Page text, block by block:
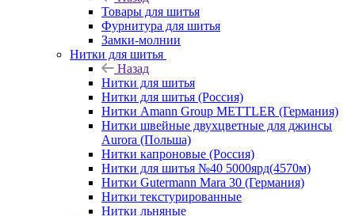
Товары для шитья
Фурнитура для шитья
Замки-молнии
Нитки для шитья
Назад
Нитки для шитья
Нитки для шитья (Россия)
Нитки Amann Group METTLER (Германия)
Нитки швейные двухцветные для джинсы
Aurora (Польша)
Нитки капроновые (Россия)
Нитки для шитья №40 5000ярд(4570м)
Нитки Gutermann Mara 30 (Германия)
Нитки текстурированные
Нитки льняные